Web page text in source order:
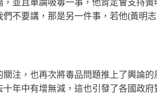
不要講，那是另一件事，若他(黃明
注，也再次將毒品問題推上了輿論
年中有增無減，這也引發了各國政府